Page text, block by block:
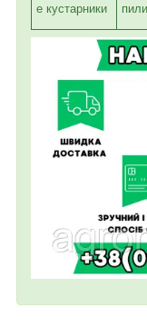
е кустарники